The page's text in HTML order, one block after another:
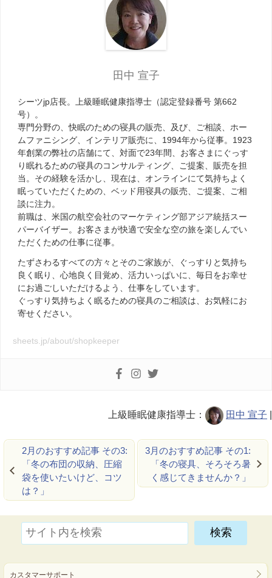
田中 宣子
シーツjp店長。上級睡眠健康指導士（認定登録番号 第662
号）。
専門分野の、快眠のための寝具の販売、及び、ご相談、ホー
ムファニシング、インテリア販売に、1994年から従事。1923
年創業の弊社の店舗にて、対面で23年間、お客さまにぐっす
り眠れるための寝具のコンサルティング、ご提案、販売を担
当。その経験を活かし、現在は、オンラインにて気持ちよく
眠っていただくための、ベッド用寝具の販売、ご提案、ご相
談に注力。
前職は、米国の航空会社のマーケティング部アジア統括スー
パーバイザー。お客さまが快適で安全な空の旅を楽しんでい
ただくための仕事に従事。
たずさわるすべての方々とそのご家族が、ぐっすりと気持ち
良く眠り、心地良く目覚め、活力いっぱいに、毎日をお幸せ
にお過ごしいただけるよう、仕事をしています。
ぐっすり気持ちよく眠るための寝具のご相談は、お気軽にお
寄せください。
sheets.jp/about/shopkeeper
上級睡眠健康指導士： 田中 宣子
2月のおすすめ記事 その3:
「冬の布団の収納、圧縮
袋を使いたいけど、コツ
は？」
3月のおすすめ記事 その1:
「冬の寝具、そろそろ暑
く感じてきませんか？」
カスタマーサポート